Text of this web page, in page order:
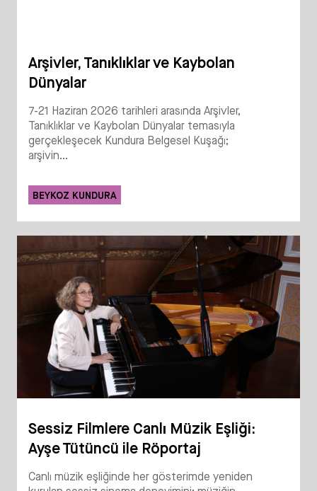
Arşivler, Tanıklıklar ve Kaybolan
Dünyalar
7-21 Haziran 2026 tarihleri arasında Arşivler,
Tanıklıklar ve Kaybolan Dünyalar temasıyla
gerçekleşecek Kundura Belgesel Kuşağı;
arşivin...
BEYKOZ KUNDURA
Sessiz Filmlere Canlı Müzik Eşliği:
Ayşe Tütüncü ile Röportaj
Canlı müzik eşliğinde her gösterimde yeniden